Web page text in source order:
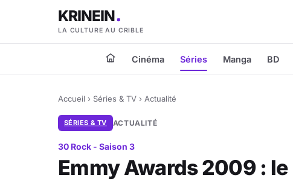
KRINEIN
LA CULTURE AU CRIBLE
Cinéma Séries Manga BD
Accueil › Séries & TV › Actualité
SÉRIES & TV ACTUALITÉ
30 Rock - Saison 3
Emmy Awards 2009 :